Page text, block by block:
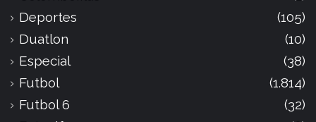
Deportes
(105)
Duatlon
(10)
Especial
(38)
Futbol
(1.814)
Futbol 6
(32)